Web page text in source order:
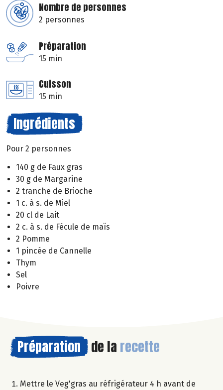
Nombre de personnes
2 personnes
Préparation
15 min
Cuisson
15 min
Ingrédients
Pour 2 personnes
140 g de Faux gras
30 g de Margarine
2 tranche de Brioche
1 c. à s. de Miel
20 cl de Lait
2 c. à s. de Fécule de maïs
2 Pomme
1 pincée de Cannelle
Thym
Sel
Poivre
Préparation de la recette
Mettre le Veg'gras au réfrigérateur 4 h avant de